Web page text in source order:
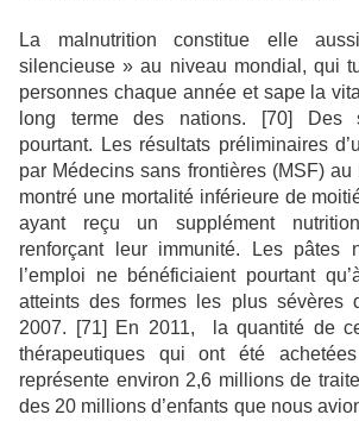
La malnutrition constitue elle
silencieuse » au niveau mondial, qui
personnes chaque année et sape la
long terme des nations. [70] Des
pourtant. Les résultats préliminaires
par Médecins sans frontières (MSF)
montré une mortalité inférieure de
ayant reçu un supplément
renforçant leur immunité. Les pâtes
l’emploi ne bénéficiaient pourtant
atteints des formes les plus sévères
2007. [71] En 2011, la quantité de
thérapeutiques qui ont été
représente environ 2,6 millions de
des 20 millions d’enfants que nous